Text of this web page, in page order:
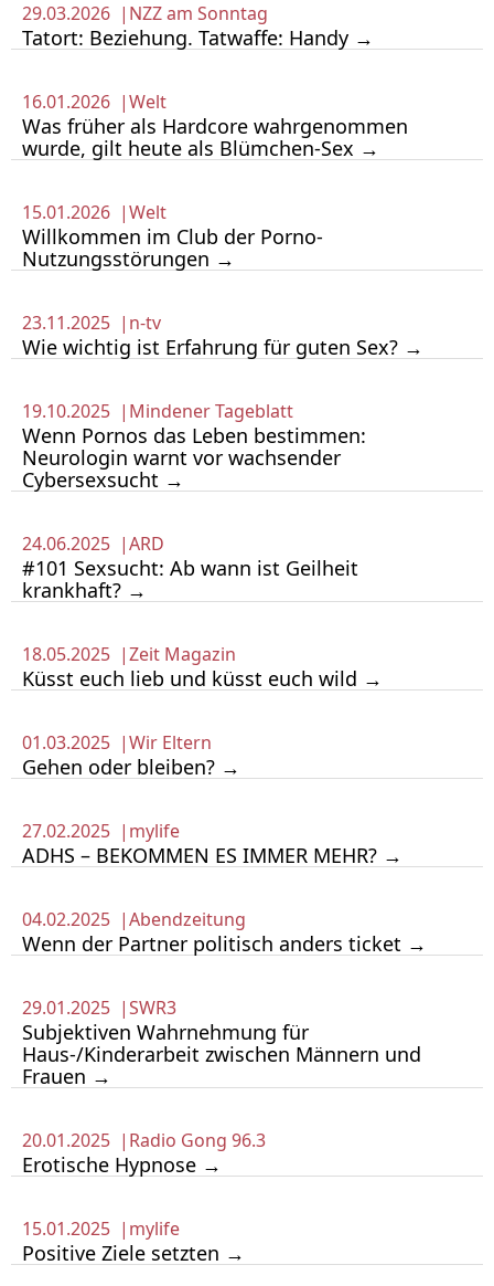
29.03.2026 | NZZ am Sonntag
Tatort: Beziehung. Tatwaffe: Handy →
16.01.2026 |Welt
Was früher als Hardcore wahrgenommen
wurde, gilt heute als Blümchen-Sex →
15.01.2026 |Welt
Willkommen im Club der Porno-
Nutzungsstörungen →
23.11.2025 | n-tv
Wie wichtig ist Erfahrung für guten Sex? →
19.10.2025 | Mindener Tageblatt
Wenn Pornos das Leben bestimmen:
Neurologin warnt vor wachsender
Cybersexsucht →
24.06.2025 |ARD
#101 Sexsucht: Ab wann ist Geilheit
krankhaft? →
18.05.2025 |Zeit Magazin
Küsst euch lieb und küsst euch wild →
01.03.2025 |Wir Eltern
Gehen oder bleiben? →
27.02.2025 | mylife
ADHS – BEKOMMEN ES IMMER MEHR? →
04.02.2025 |Abendzeitung
Wenn der Partner politisch anders ticket →
29.01.2025 |SWR3
Subjektiven Wahrnehmung für
Haus-/Kinderarbeit zwischen Männern und
Frauen →
20.01.2025 | Radio Gong 96.3
Erotische Hypnose →
15.01.2025 | mylife
Positive Ziele setzten →